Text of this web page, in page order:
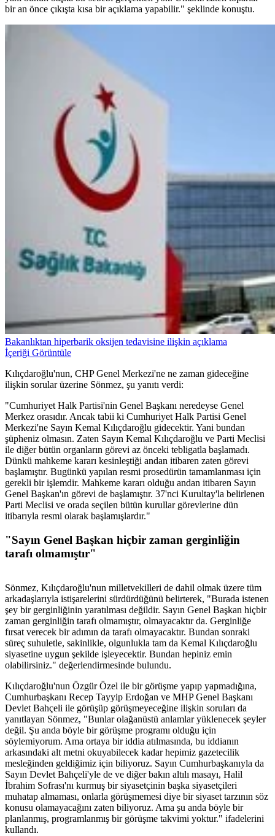
bir an önce çıkışta kısa bir açıklama yapabilir." şeklinde konuştu.
Bakanlıktan hiperbarik oksijen tedavisine ilişkin açıklama
İçeriği Görüntüle
Kılıçdaroğlu'nun, CHP Genel Merkezi'ne ne zaman gideceğine
ilişkin sorular üzerine Sönmez, şu yanıtı verdi:
"Cumhuriyet Halk Partisi'nin Genel Başkanı neredeyse Genel
Merkez orasıdır. Ancak tabii ki Cumhuriyet Halk Partisi Genel
Merkezi'ne Sayın Kemal Kılıçdaroğlu gidecektir. Yani bundan
şüpheniz olmasın. Zaten Sayın Kemal Kılıçdaroğlu ve Parti Meclisi
ile diğer bütün organların görevi az önceki tebligatla başlamadı.
Dünkü mahkeme kararı kesinleştiği andan itibaren zaten görevi
başlamıştır. Bugünkü yapılan resmi prosedürün tamamlanması için
gerekli bir işlemdir. Mahkeme kararı olduğu andan itibaren Sayın
Genel Başkan'ın görevi de başlamıştır. 37'nci Kurultay'la belirlenen
Parti Meclisi ve orada seçilen bütün kurullar görevlerine dün
itibarıyla resmi olarak başlamışlardır."
"Sayın Genel Başkan hiçbir zaman gerginliğin
tarafı olmamıştır"
Sönmez, Kılıçdaroğlu'nun milletvekilleri de dahil olmak üzere tüm
arkadaşlarıyla istişarelerini sürdürdüğünü belirterek, "Burada istenen
şey bir gerginliğinin yaratılması değildir. Sayın Genel Başkan hiçbir
zaman gerginliğin tarafı olmamıştır, olmayacaktır da. Gerginliğe
fırsat verecek bir adımın da tarafı olmayacaktır. Bundan sonraki
süreç suhuletle, sakinlikle, olgunlukla tam da Kemal Kılıçdaroğlu
siyasetine uygun şekilde işleyecektir. Bundan hepiniz emin
olabilirsiniz." değerlendirmesinde bulundu.
Kılıçdaroğlu'nun Özgür Özel ile bir görüşme yapıp yapmadığına,
Cumhurbaşkanı Recep Tayyip Erdoğan ve MHP Genel Başkanı
Devlet Bahçeli ile görüşüp görüşmeyeceğine ilişkin soruları da
yanıtlayan Sönmez, "Bunlar olağanüstü anlamlar yüklenecek şeyler
değil. Şu anda böyle bir görüşme programı olduğu için
söylemiyorum. Ama ortaya bir iddia atılmasında, bu iddianın
arkasındaki alt metni okuyabilecek kadar hepimiz gazetecilik
mesleğinden geldiğimiz için biliyoruz. Sayın Cumhurbaşkanıyla da
Sayın Devlet Bahçeli'yle de ve diğer bakın altılı masayı, Halil
İbrahim Sofrası'nı kurmuş bir siyasetçinin başka siyasetçileri
muhatap almaması, onlarla görüşmemesi diye bir siyaset tarzının söz
konusu olamayacağını zaten biliyoruz. Ama şu anda böyle bir
planlanmış, programlanmış bir görüşme takvimi yoktur." ifadelerini
kullandı.